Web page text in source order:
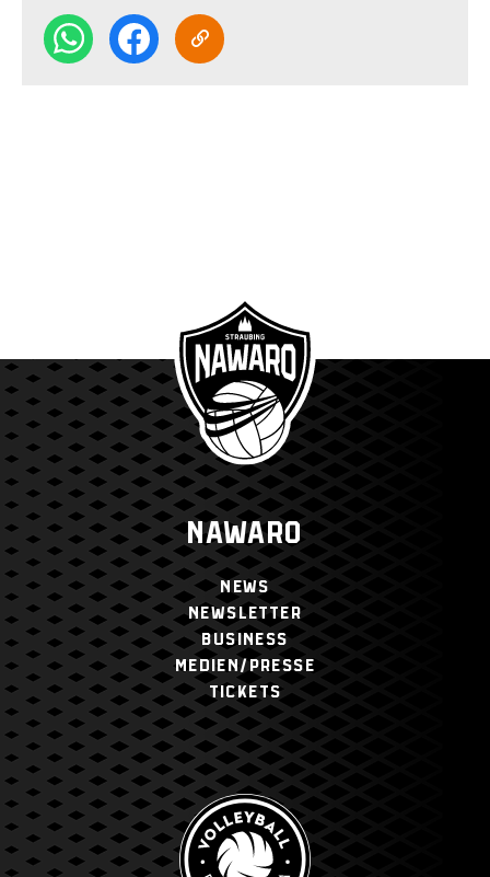
NAWARO
NEWS
NEWSLETTER
BUSINESS
MEDIEN/PRESSE
TICKETS